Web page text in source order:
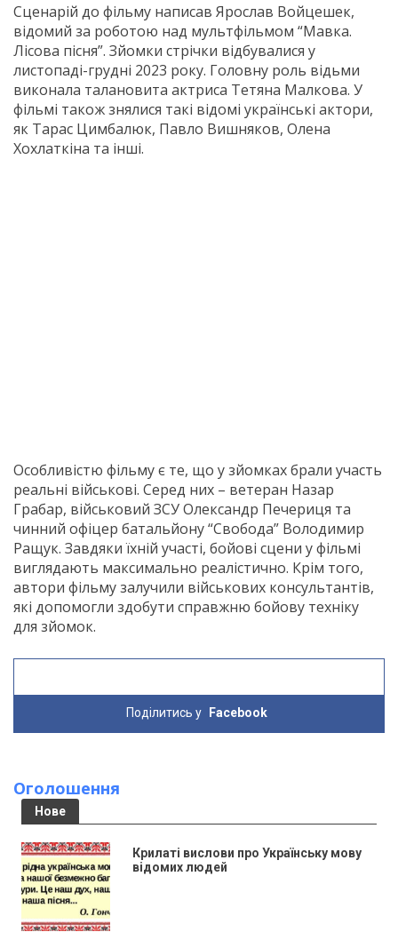
Сценарій до фільму написав Ярослав Войцешек,
відомий за роботою над мультфiльмом “Мавка.
Лісова пісня”. Зйомки стрічки відбувалися у
листопаді-грудні 2023 року. Головну роль відьми
виконала талановита актриса Тетяна Малкова. У
фільмі також знялися такі відомi українські актори,
як Тарас Цимбалюк, Павло Вишняков, Олена
Хохлаткiна та інші.
Особливістю фільму є те, що у зйомках брали участь
реальні військові. Серед них – ветеран Назар
Грабар, військовий ЗСУ Олександр Печериця та
чинний офіцер батальйону “Свобода” Володимир
Ращук. Завдяки їхній участі, бойові сцени у фільмі
виглядають максимально реалістично. Крім того,
автори фільму залучили військових консультантів,
які допомогли здобути справжню бойову техніку
для зйомок.
Поділитись у Facebook
Оголошення
Нове
Крилаті вислови про Українську мову
відомих людей